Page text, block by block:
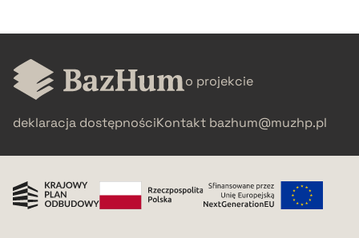
BIBTEX
pobierz cytat o projekcie
deklaracja dostępnościKontakt bazhum@muzhp.pl